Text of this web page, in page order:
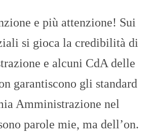
e più attenzione! Sui
si gioca la credibilità di
e alcuni CdA delle
garantiscono gli standard
Amministrazione nel
parole mie, ma dell’on.